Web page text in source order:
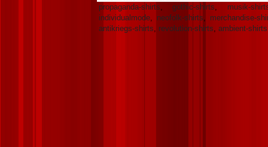
propaganda-shirts,gothic-shirts, musik-
individualmode, neofolk-shirts, merchandise-
antikriegs-shirts, revolution-shirts, ambient-shirts